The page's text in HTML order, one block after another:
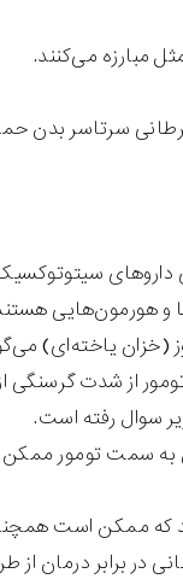
مبارزه می‌کنند.
سرتاسر بدن
داروهای
هورمون‌هایی هستند
(خزان یاخته‌ای)
از شدت گرسنگی
سوال رفته است.
سمت تومور ممکن
که ممکن است
برابر درمان از